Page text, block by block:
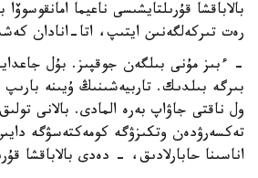
بالاباقشا قۇرىلتايشىسى ناعيما
رەت تىركەلگەنىن ايتىپ، اتا-انادان
- ءبىز مۇنى بىلگەن جوقپىز. بۇل
بىرگە بىلدىك. تاربيەشىنىڭ ۇيىنە
ول ناقتى جاۋاپ بەرە المادى. بالانى
تەكسەرۋدەن وتكىزۋگە كومەكتەسۋگە
اناسىنا حابارلادىق، - دەدى بالاباقشا